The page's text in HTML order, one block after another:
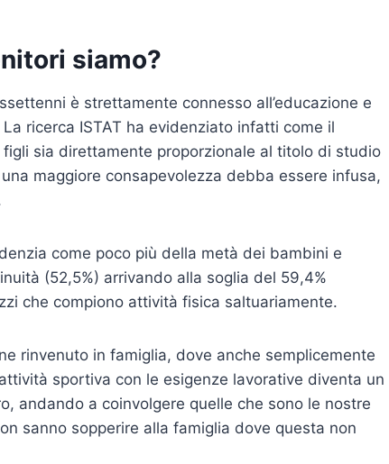
siamo?
è strettamente connesso all’educazione e
ricerca ISTAT ha evidenziato infatti come il
sia direttamente proporzionale al titolo di studio
maggiore consapevolezza debba essere infusa,
come poco più della metà dei bambini e
(52,5%) arrivando alla soglia del 59,4%
che compiono attività fisica saltuariamente.
rinvenuto in famiglia, dove anche semplicemente
sportiva con le esigenze lavorative diventa un
andando a coinvolgere quelle che sono le nostre
sanno sopperire alla famiglia dove questa non